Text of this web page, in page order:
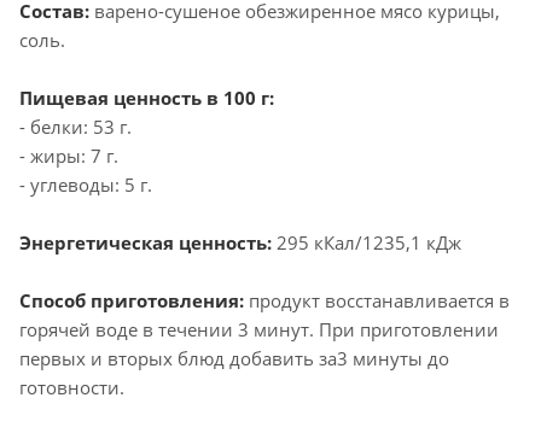
Состав: варено-сушеное обезжиренное мясо курицы,
соль.
Пищевая ценность в 100 г:
- белки: 53 г.
- жиры: 7 г.
- углеводы: 5 г.
Энергетическая ценность: 295 кКал/1235,1 кДж
Способ приготовления: продукт восстанавливается в
горячей воде в течении 3 минут. При приготовлении
первых и вторых блюд добавить за3 минуты до
готовности.